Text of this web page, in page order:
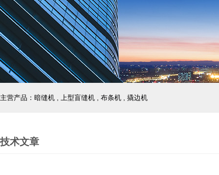
主营产品：暗缝机 , 上型盲缝机 , 布条机 , 撬边机
技术文章